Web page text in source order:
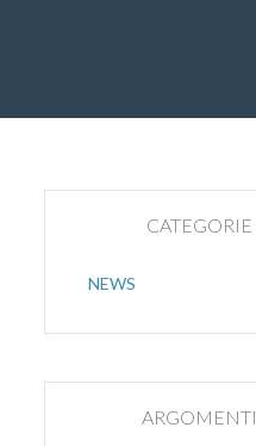
CATEGORIE
NEWS
ARGOMENTI